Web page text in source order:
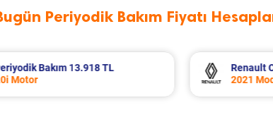
Periyodik Bakım Fiyatı
Periyodik Bakım 7.654 TL
1.0 Tce Motor